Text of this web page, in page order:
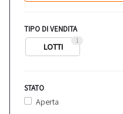
TIPO DI VENDITA
1
LOTTI
STATO
Aperta